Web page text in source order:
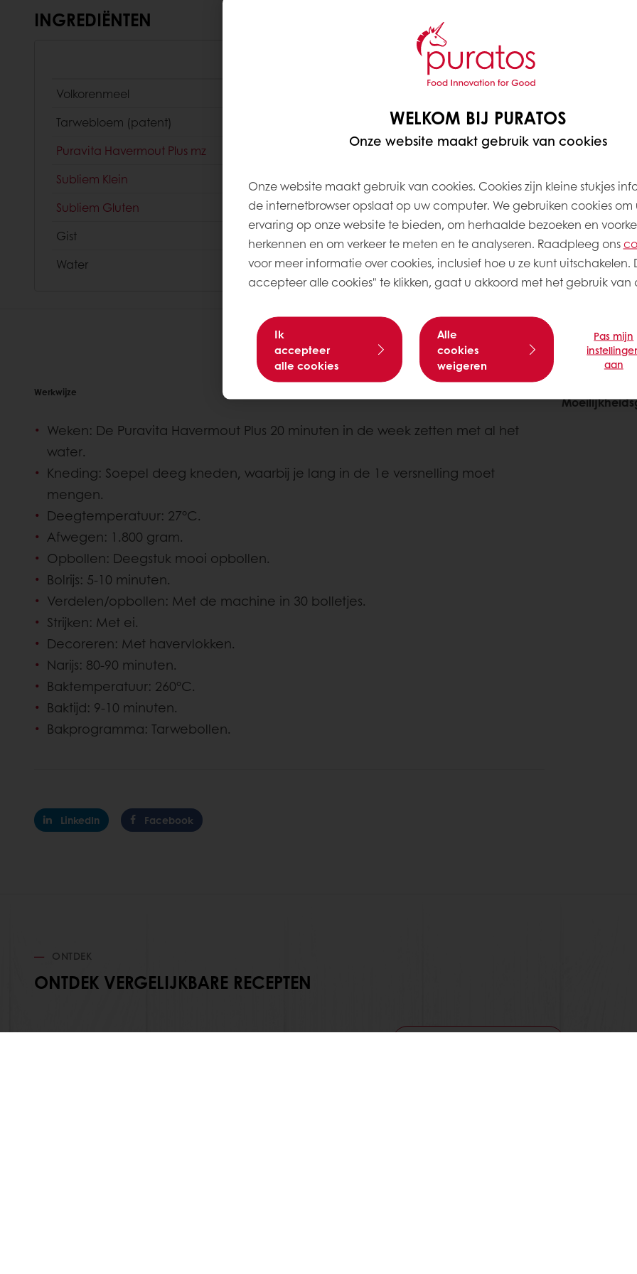
INGREDIËNTEN
Gram
Volkorenmeel
Tarwebloem (patent)
1.500
Puravita Havermout Plus mz
7.000
Subliem Klein
1.000
Subliem Gluten
200
Gist
Water
6.300
Werkwijze
Weken: De Puravita Havermout Plus 20 minuten in de week zetten met al het
water.
Kneding: Soepel deeg kneden, waarbij je lang in de 1e versnelling moet
mengen.
Deegtemperatuur: 27°C.
Afwegen: 1.800 gram.
Opbollen: Deegstuk mooi opbollen.
Bolrijs: 5-10 minuten.
Verdelen/opbollen: Met de machine in 30 bolletjes.
Strijken: Met ei.
Decoreren: Met havervlokken.
Narijs: 80-90 minuten.
Baktemperatuur: 260°C.
Baktijd: 9-10 minuten.
Bakprogramma: Tarwebollen.
LinkedIn Facebook
Over dit
ONTDEK
ONTDEK VERGELIJKBARE RECEPTEN
WELKOM BIJ PURATOS
Onze website maakt gebruik van cookies
Onze website maakt gebruik van cookies. Cookies zijn kleine stukjes
de internetbrowser opslaat op uw computer. We gebruiken cookies om
ervaring op onze website te bieden, om herhaalde bezoeken en
herkennen en om verkeer te meten en te analyseren. Raadpleeg ons
voor meer informatie over cookies, inclusief hoe u ze kunt uitschakelen.
accepteer alle cookies" te klikken, gaat u akkoord met het gebruik van
Ik
accepteer
alle cookies
Alle
cookies
weigeren
Pas mijn
aan